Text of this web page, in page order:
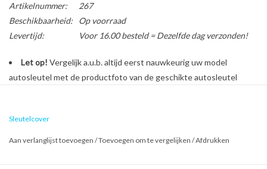
Artikelnummer:
267
Beschikbaarheid:
Op voorraad
Levertijd:
Voor 16.00 besteld = Dezelfde dag verzonden!
Let op! Vergelijk a.u.b. altijd eerst nauwkeurig uw model
autosleutel met de productfoto van de geschikte autosleutel
Sleutelcover
Aan verlanglijst toevoegen /Toevoegen om te vergelijken /Afdrukken